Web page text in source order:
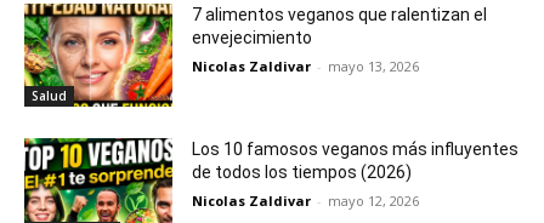
Salud
7 alimentos veganos que ralentizan el
envejecimiento
Nicolas Zaldivar - mayo 13, 2026
Los 10 famosos veganos más influyentes
de todos los tiempos (2026)
Nicolas Zaldivar - mayo 12, 2026